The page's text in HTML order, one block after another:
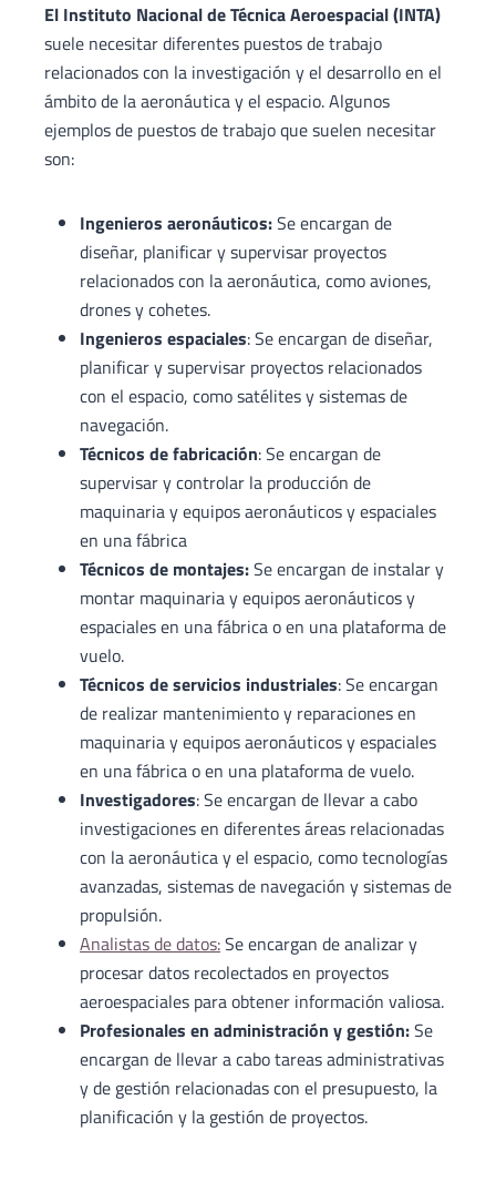
El Instituto Nacional de Técnica Aeroespacial (INTA)
suele necesitar diferentes puestos de trabajo
relacionados con la investigación y el desarrollo en el
ámbito de la aeronáutica y el espacio. Algunos
ejemplos de puestos de trabajo que suelen necesitar
son:
Ingenieros aeronáuticos:Se encargan de
diseñar, planificar y supervisar proyectos
relacionados con la aeronáutica, como aviones,
drones y cohetes.
Ingenieros espaciales: Se encargan de diseñar,
planificar y supervisar proyectos relacionados
con el espacio, como satélites y sistemas de
navegación.
Técnicos de fabricación: Se encargan de
supervisar y controlar la producción de
maquinaria y equipos aeronáuticos y espaciales
en una fábrica
Técnicos de montajes:Se encargan de instalar y
montar maquinaria y equipos aeronáuticos y
espaciales en una fábrica o en una plataforma de
vuelo.
Técnicos de servicios industriales: Se encargan
de realizar mantenimiento y reparaciones en
maquinaria y equipos aeronáuticos y espaciales
en una fábrica o en una plataforma de vuelo.
Investigadores: Se encargan de llevar a cabo
investigaciones en diferentes áreas relacionadas
con la aeronáutica y el espacio, como tecnologías
avanzadas, sistemas de navegación y sistemas de
propulsión.
Analistas de datos:Se encargan de analizar y
procesar datos recolectados en proyectos
aeroespaciales para obtener información valiosa.
Profesionales en administración y gestión:Se
encargan de llevar a cabo tareas administrativas
y de gestión relacionadas con el presupuesto, la
planificación y la gestión de proyectos.